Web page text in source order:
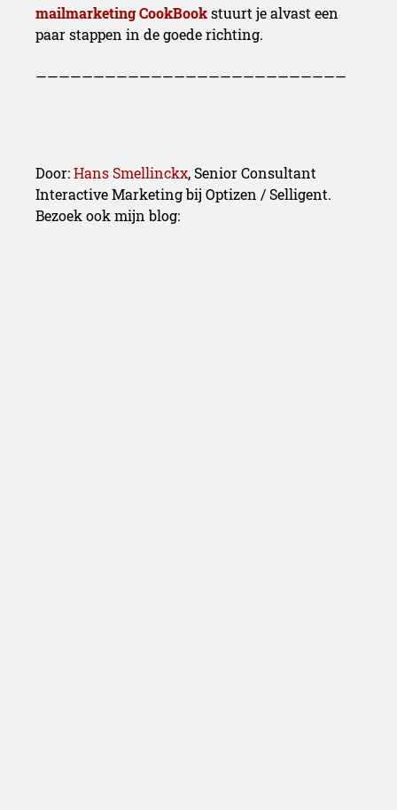
mailmarketing CookBookstuurt je alvast een
paar stappen in de goede richting.
———————————————————————————
Door:Hans Smellinckx, Senior Consultant
Interactive Marketing bij Optizen / Selligent.
Bezoek ook mijn blog: